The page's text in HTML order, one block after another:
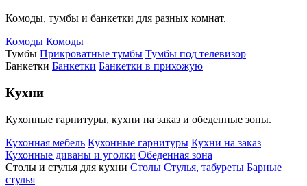
Комоды, тумбы и банкетки для разных комнат.
Комоды Комоды
Тумбы Прикроватные тумбы Тумбы под телевизор
Банкетки Банкетки Банкетки в прихожую
Кухни
Кухонные гарнитуры, кухни на заказ и обеденные зоны.
Кухонная мебель Кухонные гарнитуры Кухни на заказ
Кухонные диваны и уголки Обеденная зона
Столы и стулья для кухни Столы Стулья, табуреты Барные
стулья